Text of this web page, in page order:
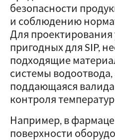
безопасности
и соблюдению
Для проектирования
пригодных для SIP,
подходящие
системы водоотвода,
поддающаяся
контроля
Например, в
поверхности